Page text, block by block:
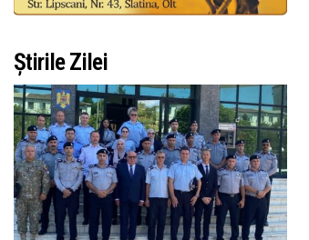
Știrile Zilei